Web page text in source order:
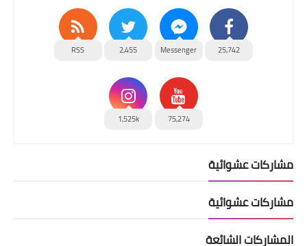
25,742
Messenger
2,455
RSS
75,274
1,525k
مشاركات عشوائية
مشاركات عشوائية
المشاركات الشائعة